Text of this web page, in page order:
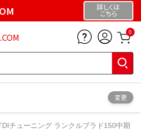
詳しくは
こちら
0
変更
チューニング ランクルプラド150中期